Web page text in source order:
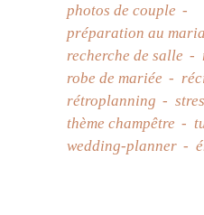
photos de couple
préparation au
recherche de salle
robe de mariée
rétroplanning
thème champêtre
wedding-planner